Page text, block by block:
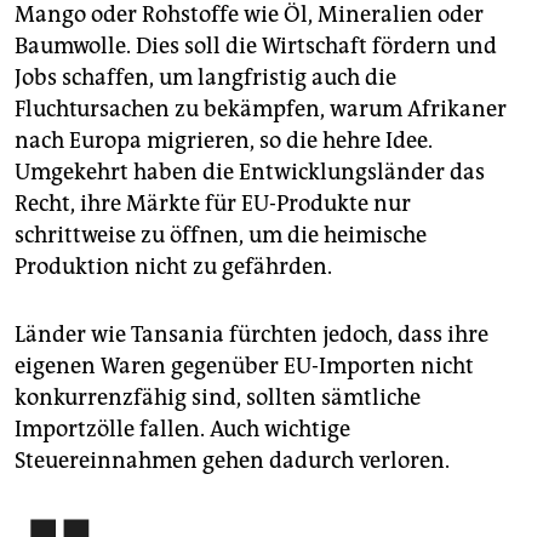
Mango oder Rohstoffe wie Öl, Mineralien oder
Baumwolle. Dies soll die Wirtschaft fördern und
Jobs schaffen, um langfristig auch die
Fluchtursachen zu bekämpfen, warum Afrikaner
nach Europa migrieren, so die hehre Idee.
Umgekehrt haben die Entwicklungsländer das
Recht, ihre Märkte für EU-Produkte nur
schrittweise zu öffnen, um die heimische
Produktion nicht zu gefährden.
Länder wie Tansania fürchten jedoch, dass ihre
eigenen Waren gegenüber EU-Importen nicht
konkurrenzfähig sind, sollten sämtliche
Importzölle fallen. Auch wichtige
Steuereinnahmen gehen dadurch verloren.